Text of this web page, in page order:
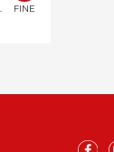
FINE